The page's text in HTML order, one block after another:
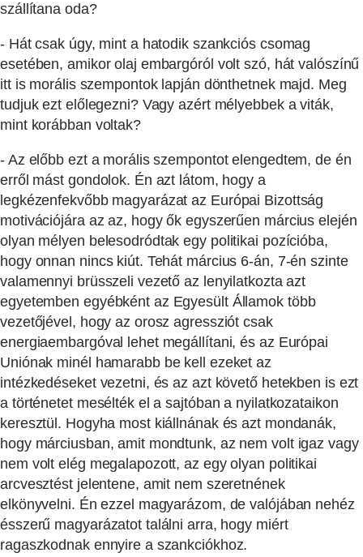
szállítana oda?
- Hát csak úgy, mint a hatodik szankciós csomag
esetében, amikor olaj embargóról volt szó, hát valószínű
itt is morális szempontok lapján dönthetnek majd. Meg
tudjuk ezt előlegezni? Vagy azért mélyebbek a viták,
mint korábban voltak?
- Az előbb ezt a morális szempontot elengedtem, de én
erről mást gondolok. Én azt látom, hogy a
legkézenfekvőbb magyarázat az Európai Bizottság
motivációjára az az, hogy ők egyszerűen március elején
olyan mélyen belesodródtak egy politikai pozícióba,
hogy onnan nincs kiút. Tehát március 6-án, 7-én szinte
valamennyi brüsszeli vezető az lenyilatkozta azt
egyetemben egyébként az Egyesült Államok több
vezetőjével, hogy az orosz agressziót csak
energiaembargóval lehet megállítani, és az Európai
Uniónak minél hamarabb be kell ezeket az
intézkedéseket vezetni, és az azt követő hetekben is ezt
a történetet mesélték el a sajtóban a nyilatkozataikon
keresztül. Hogyha most kiállnának és azt mondanák,
hogy márciusban, amit mondtunk, az nem volt igaz vagy
nem volt elég megalapozott, az egy olyan politikai
arcvesztést jelentene, amit nem szeretnének
elkönyvelni. Én ezzel magyarázom, de valójában nehéz
ésszerű magyarázatot találni arra, hogy miért
ragaszkodnak ennyire a szankciókhoz.